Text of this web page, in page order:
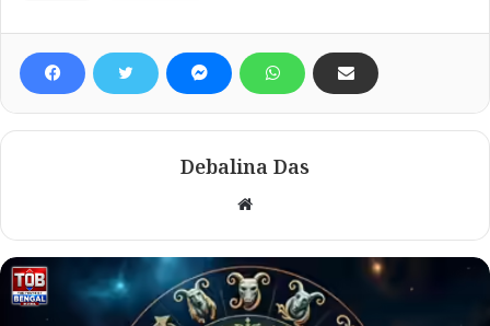
Debalina Das
Website